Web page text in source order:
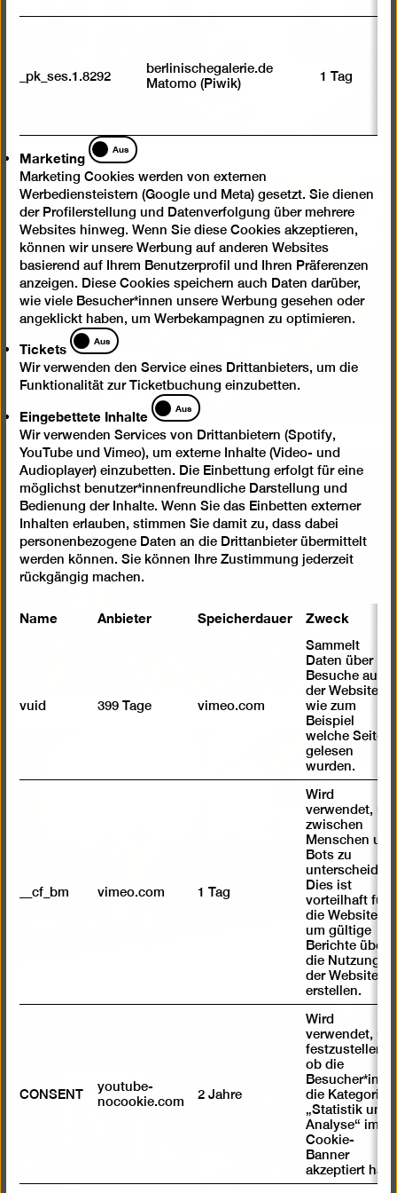
öffnen
Bild
in
öffnen
in
öffnen
Bild
in
einer
öffnen
Bild
in
einer
öffnen
_pk_ses.1.8292
berlinischegalerie.de
Matomo (Piwik)
1 Tag
Marketing
Marketing
Aus
Marketing Cookies werden von externen
Werbediensteistern (Google und Meta) gesetzt. Sie dienen
der Profilerstellung und Datenverfolgung über mehrere
Websites hinweg. Wenn Sie diese Cookies akzeptieren,
können wir unsere Werbung auf anderen Websites
basierend auf Ihrem Benutzerprofil und Ihren Präferenzen
anzeigen. Diese Cookies speichern auch Daten darüber,
wie viele Besucher*innen unsere Werbung gesehen oder
angeklickt haben, um Werbekampagnen zu optimieren.
Tickets
Tickets
Aus
Wir verwenden den Service eines Drittanbieters, um die
Funktionalität zur Ticketbuchung einzubetten.
Eingebettete Inhalte
Eingebettete
Inhalte
Aus
Wir verwenden Services von Drittanbietern (Spotify,
YouTube und Vimeo), um externe Inhalte (Video- und
Audioplayer) einzubetten. Die Einbettung erfolgt für eine
möglichst benutzer*innenfreundliche Darstellung und
Bedienung der Inhalte. Wenn Sie das Einbetten externer
Inhalten erlauben, stimmen Sie damit zu, dass dabei
personenbezogene Daten an die Drittanbieter übermittelt
werden können. Sie können Ihre Zustimmung jederzeit
rückgängig machen.
Name Anbieter Speicherdauer Zweck
vuid 399 Tage vimeo.com
Sammelt
Daten über
Besuche auf
der Website,
wie zum
Beispiel
welche Seiten
gelesen
wurden.
__cf_bm vimeo.com 1 Tag
Wird
verwendet, um
zwischen
Menschen und
Bots zu
unterscheiden.
Dies ist
vorteilhaft für
die Website,
um gültige
Berichte über
die Nutzung
der Website zu
erstellen.
CONSENT
youtube-
nocookie.com
2 Jahre
Wird
verwendet, um
festzustellen ,
ob die
Besucher*in
die Kategorie
„Statistik und
Analyse“ im
Cookie-
Banner
akzeptiert hat